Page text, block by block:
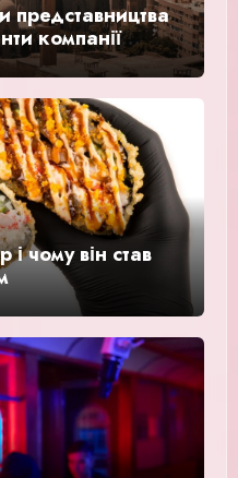
представництва
компанії
чому він став